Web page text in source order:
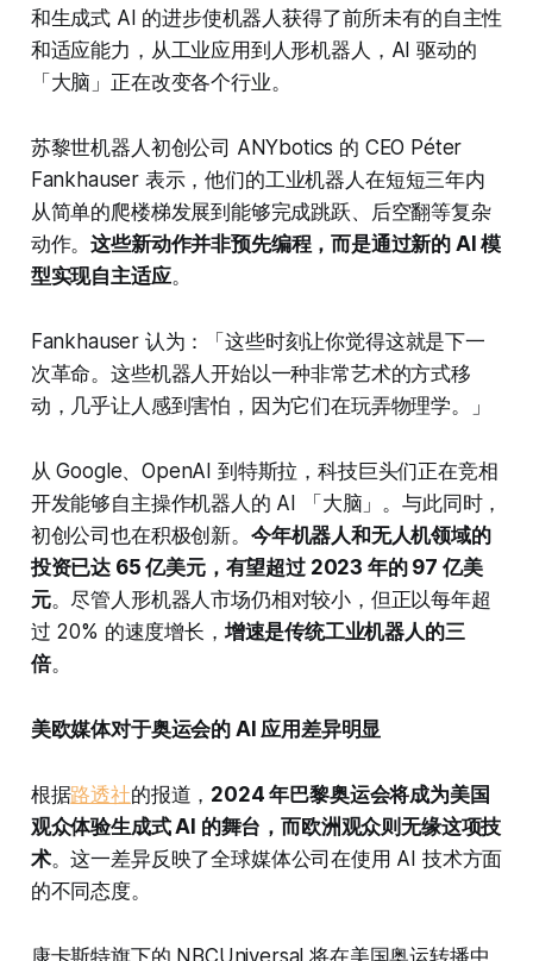
和生成式 AI 的进步使机器人获得了前所未有的自主性
和适应能力，从工业应用到人形机器人，AI 驱动的
「大脑」正在改变各个行业。
苏黎世机器人初创公司 ANYbotics 的 CEO Péter
Fankhauser 表示，他们的工业机器人在短短三年内
从简单的爬楼梯发展到能够完成跳跃、后空翻等复杂
动作。这些新动作并非预先编程，而是通过新的 AI 模
型实现自主适应。
Fankhauser 认为：「这些时刻让你觉得这就是下一
次革命。这些机器人开始以一种非常艺术的方式移
动，几乎让人感到害怕，因为它们在玩弄物理学。」
从 Google、OpenAI 到特斯拉，科技巨头们正在竞相
开发能够自主操作机器人的 AI 「大脑」。与此同时，
初创公司也在积极创新。 今年机器人和无人机领域的
投资已达 65 亿美元，有望超过 2023 年的 97 亿美
元。尽管人形机器人市场仍相对较小，但正以每年超
过 20% 的速度增长， 增速是传统工业机器人的三
倍。
美欧媒体对于奥运会的 AI 应用差异明显
根据路透社的报道， 2024 年巴黎奥运会将成为美国
观众体验生成式 AI 的舞台，而欧洲观众则无缘这项技
术。这一差异反映了全球媒体公司在使用 AI 技术方面
的不同态度。